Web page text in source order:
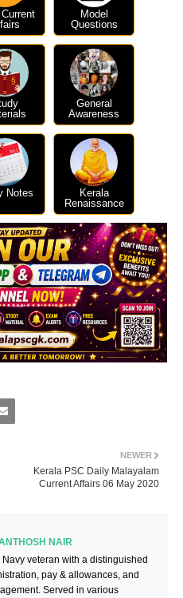
Model
Questions
General
Awareness
Notes
Kerala
Renaissance
NEWER
Kerala PSC Daily Malayalam
Current Affairs 06 May 2020
NAIR
veteran with a distinguished
pay & allowances, and
Served in various